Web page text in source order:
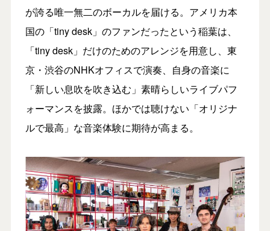
が誇る唯一無二のボーカルを届ける。アメリカ本
国の「tiny desk」のファンだったという稲葉は、
「tiny desk」だけのためのアレンジを用意し、東
京・渋谷のNHKオフィスで演奏、自身の音楽に
「新しい息吹を吹き込む」素晴らしいライブパフ
ォーマンスを披露。ほかでは聴けない「オリジナ
ルで最高」な音楽体験に期待が高まる。